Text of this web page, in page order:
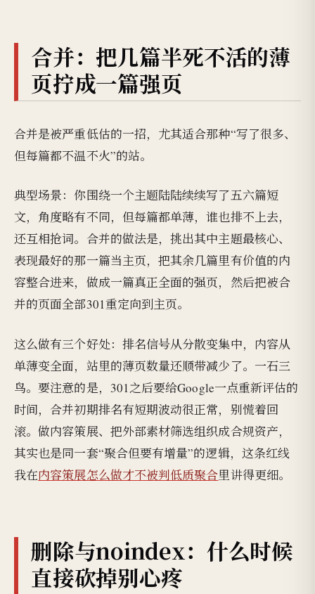
合并：把几篇半死不活的薄
页拧成一篇强页
合并是被严重低估的一招，尤其适合那种“写了很多、
但每篇都不温不火”的站。
典型场景：你围绕一个主题陆陆续续写了五六篇短
文，角度略有不同，但每篇都单薄，谁也排不上去，
还互相抢词。合并的做法是，挑出其中主题最核心、
表现最好的那一篇当主页，把其余几篇里有价值的内
容整合进来，做成一篇真正全面的强页，然后把被合
并的页面全部301重定向到主页。
这么做有三个好处：排名信号从分散变集中，内容从
单薄变全面，站里的薄页数量还顺带减少了。一石三
鸟。要注意的是，301之后要给Google一点重新评估的
时间，合并初期排名有短期波动很正常，别慌着回
滚。做内容策展、把外部素材筛选组织成合规资产，
其实也是同一套“聚合但要有增量”的逻辑，这条红线
我在内容策展怎么做才不被判低质聚合里讲得更细。
删除与noindex：什么时候
直接砍掉别心疼